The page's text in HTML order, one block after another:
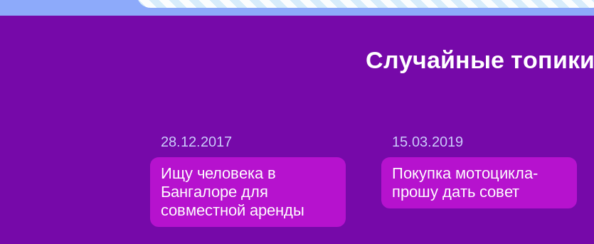
Случайные топики
28.12.2017
Ищу человека в
Бангалоре для
совместной аренды
15.03.2019
Покупка мотоцикла-
прошу дать совет